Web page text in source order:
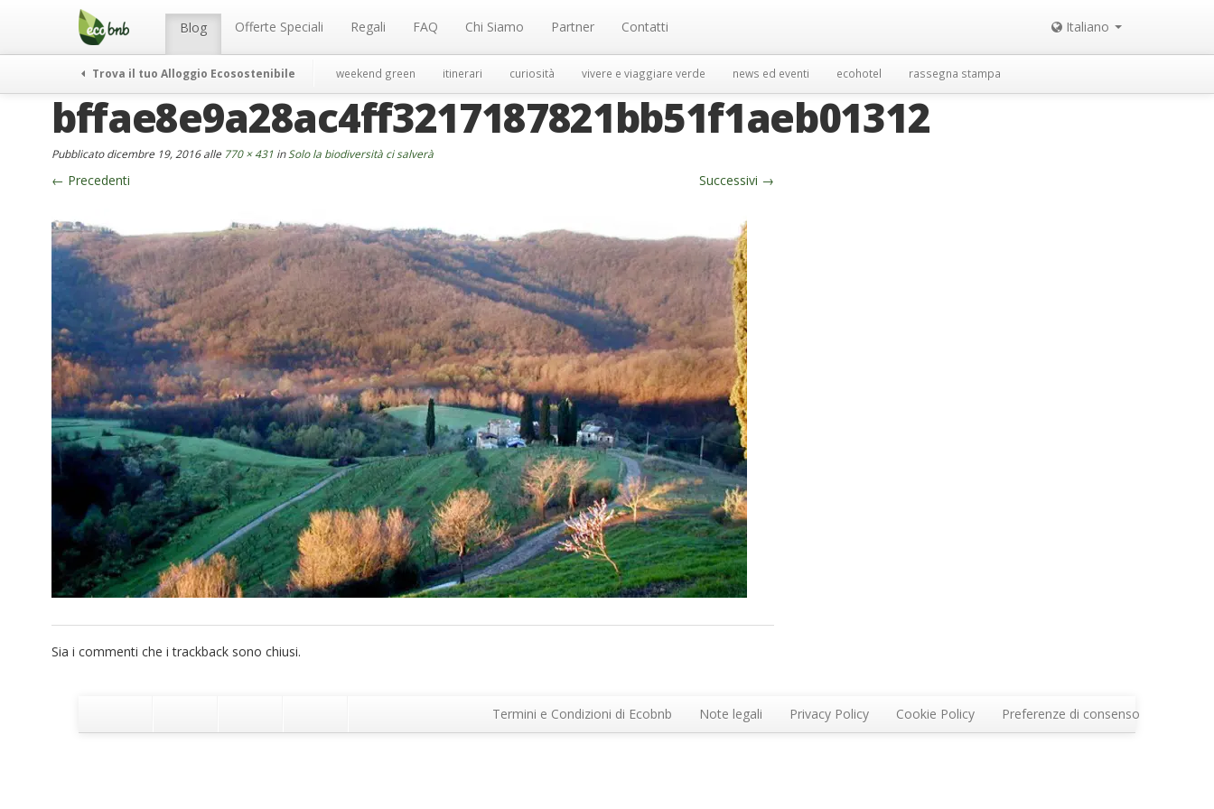
Menu Blog Offerte Speciali Regali FAQ Chi Siamo Partner Contatti Italiano
Trova il tuo Alloggio Ecosostenibile weekend green itinerari curiosità vivere e viaggiare verde news ed eventi ecohotel rassegna stampa
bffae8e9a28ac4ff3217187821bb51f1aeb01312
Pubblicatodicembre 19, 2016alle 770 × 431 in Solo la biodiversità ci salverà
← Precedenti Successivi →
Sia i commenti che i trackback sono chiusi.
Termini e Condizioni di Ecobnb Note legali Privacy Policy Cookie Policy Preferenze di consenso